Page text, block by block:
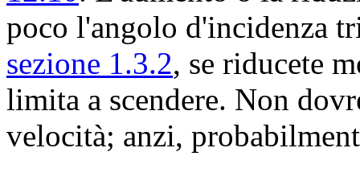
poco l'angolo d'incidenza
sezione 1.3.2, se riducete
limita a scendere. Non
velocità; anzi,